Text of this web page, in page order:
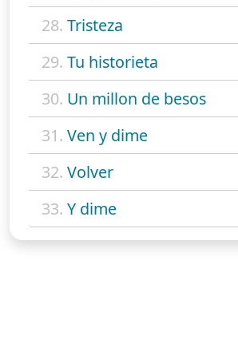
28. Tristeza
29. Tu historieta
30. Un millon de besos
31. Ven y dime
32. Volver
33. Y dime